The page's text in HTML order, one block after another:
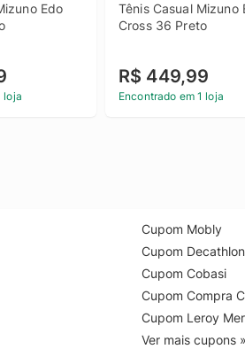
Edo
loja
Tênis Casual Mizuno
Cross 36 Preto
R$ 449,99
Encontrado em 1 loja
Cupom Mobly
Cupom Decathlon
Cupom Cobasi
Cupom Compra
Cupom Leroy
Ver mais cupons »